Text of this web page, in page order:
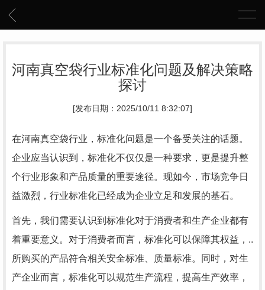
河南真空袋行业标准化问题及解决策略
探讨
[发布日期：2025/10/11 8:32:07]
在河南真空袋行业，标准化问题是一个备受关注的话题。
企业应当认识到，标准化不仅仅是一种要求，更是提升整
个行业形象和产品质量的重要途径。现如今，市场竞争日
益激烈，行业标准化已经成为企业立足和发展的基石。
首先，我们需要认识到标准化对于消费者和生产企业都有
着重要意义。对于消费者而言，标准化可以保障其权益，..
所购买的产品符合相关安全标准、质量标准。同时，对生
产企业而言，标准化可以规范生产流程，提高生产效率，